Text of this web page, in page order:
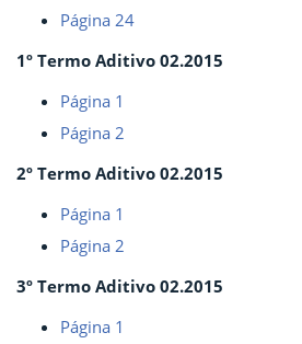
Página 24
1º Termo Aditivo 02.2015
Página 1
Página 2
2º Termo Aditivo 02.2015
Página 1
Página 2
3º Termo Aditivo 02.2015
Página 1